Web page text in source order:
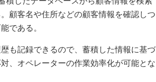
顧客名や住所などの顧客情報を確認しつ
である。
も記録できるので、蓄積した情報に基づ
、オペレーターの作業効率化が可能とな